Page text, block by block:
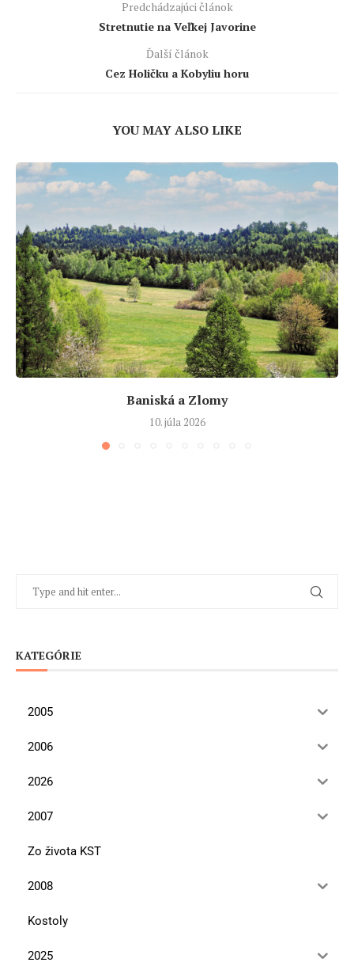
Predchádzajúci článok
Stretnutie na Veľkej Javorine
Ďalší článok
Cez Holičku a Kobyliu horu
YOU MAY ALSO LIKE
Baniská a Zlomy
10. júla 2026
KATEGÓRIE
2005
2006
2026
2007
Zo života KST
2008
Kostoly
2025